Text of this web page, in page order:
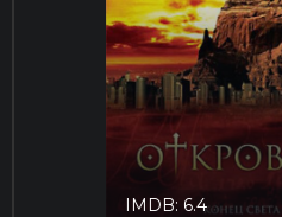
IMDB: 6.4